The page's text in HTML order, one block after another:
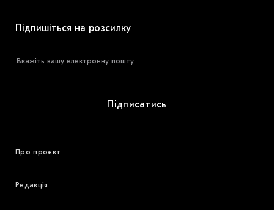
Підпишіться на розсилку
Підписатись
Про проєкт
Редакція